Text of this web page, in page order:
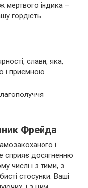
мертвого індика –
гордість.
слави, яка,
і приємною.
Фрейда
і
сприяє досягненню
числі і з тими, з
стосунки. Ваші